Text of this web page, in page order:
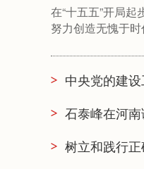
在“十五五”开局
努力创造无愧于时
中央党的建
石泰峰在河
树立和践行